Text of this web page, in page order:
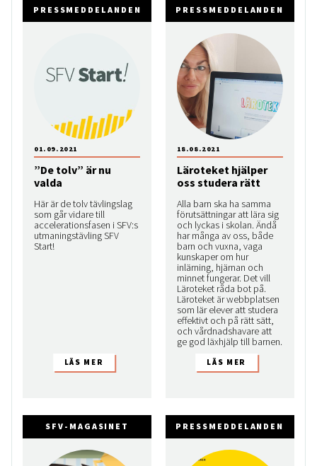
PRESSMEDDELANDEN
”De tolv” är nu
valda
Här är de tolv tävlingslag
som går vidare till
accelerationsfasen i SFV:s
utmaningstävling SFV
Start!
01.09.2021
PRESSMEDDELANDEN
Läroteket hjälper
oss studera rätt
Alla barn ska ha samma
förutsättningar att lära sig
och lyckas i skolan. Ändå
har många av oss, både
barn och vuxna, vaga
kunskaper om hur
inlärning, hjärnan och
minnet fungerar. Det vill
Läroteket råda bot på.
Läroteket är webbplatsen
som lär elever att studera
effektivt och på rätt sätt,
och vårdnadshavare att
ge god läxhjälp till barnen.
18.08.2021
SFV-MAGASINET PRESSMEDDELANDEN